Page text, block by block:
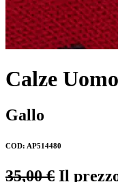
Calze Uomo
Gallo
COD: AP514480
35,00€ Il